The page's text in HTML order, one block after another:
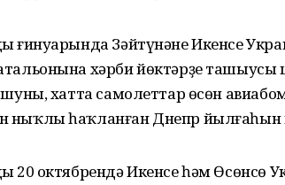
ғинуарында Зәйтүнәне Икенсе
хәрби йөктәрҙе
шуны, хатта самолеттар өсөн
ныҡлы һаҡланған Днепр йылғаһын
20 октябрендә Икенсе һәм Өсөнсө